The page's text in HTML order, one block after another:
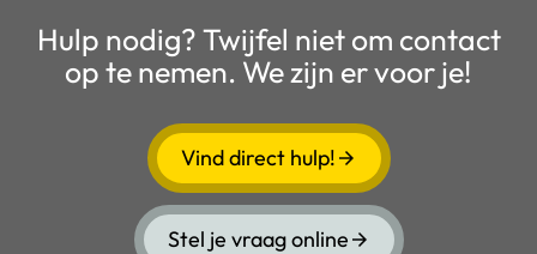
Hulp nodig? Twijfel niet om contact
op te nemen. We zijn er voor je!
Vind direct hulp!
Stel je vraag online